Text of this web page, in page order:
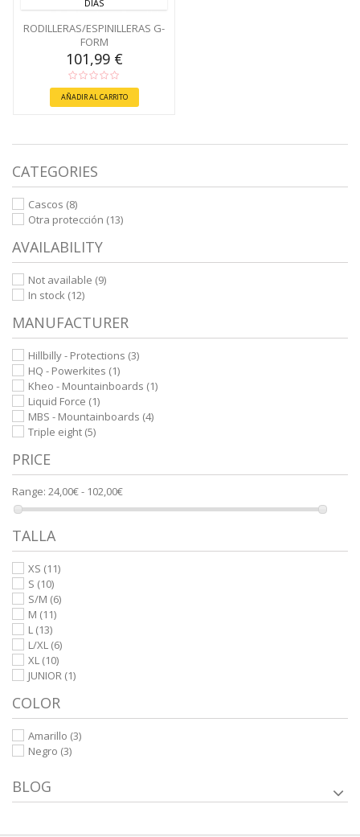
DÍAS
RODILLERAS/ESPINILLERAS G-
FORM
101,99 €
AÑADIR AL CARRITO
CATEGORIES
Cascos (8)
Otra protección (13)
AVAILABILITY
Not available (9)
In stock (12)
MANUFACTURER
Hillbilly - Protections (3)
HQ - Powerkites (1)
Kheo - Mountainboards (1)
Liquid Force (1)
MBS - Mountainboards (4)
Triple eight (5)
PRICE
Range: 24,00€ - 102,00€
TALLA
XS (11)
S (10)
S/M (6)
M (11)
L (13)
L/XL (6)
XL (10)
JUNIOR (1)
COLOR
Amarillo (3)
Negro (3)
BLOG